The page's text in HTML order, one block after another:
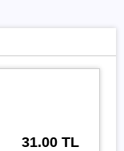
31.00 TL